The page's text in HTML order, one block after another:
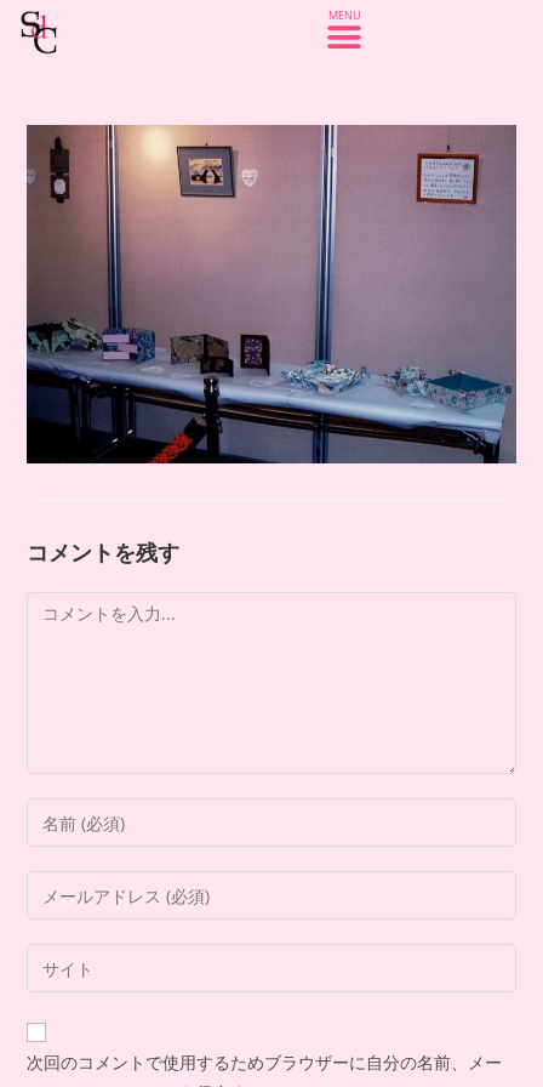
コメントを残す
次回のコメントで使用するためブラウザーに自分の名前、メー